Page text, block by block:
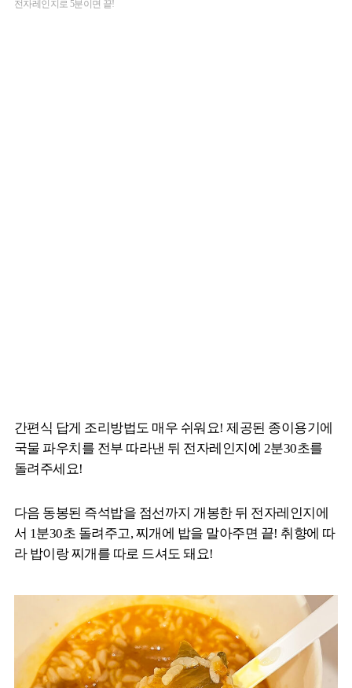
전자레인지로 5분이면 끝!
간편식 답게 조리방법도 매우 쉬워요! 제공된 종이용기에
국물 파우치를 전부 따라낸 뒤 전자레인지에 2분30초를
돌려주세요!
다음 동봉된 즉석밥을 점선까지 개봉한 뒤 전자레인지에
서 1분30초 돌려주고, 찌개에 밥을 말아주면 끝! 취향에 따
라 밥이랑 찌개를 따로 드셔도 돼요!